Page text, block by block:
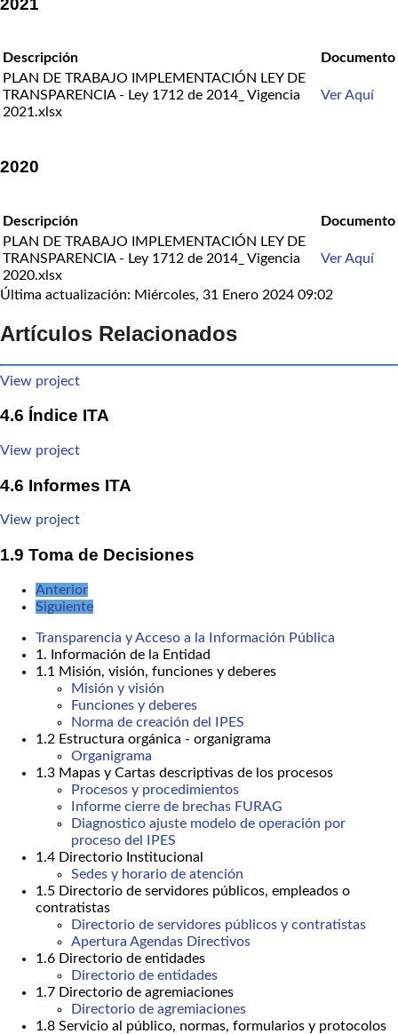
Descripción
Documento
PLAN DE TRABAJO IMPLEMENTACIÓN LEY DE
TRANSPARENCIA - Ley 1712 de 2014_ Vigencia
2021.xlsx
Ver Aquí
2020
Descripción
Documento
PLAN DE TRABAJO IMPLEMENTACIÓN LEY DE
TRANSPARENCIA - Ley 1712 de 2014_ Vigencia
2020.xlsx
Ver Aquí
Última actualización: Miércoles, 31 Enero 2024 09:02
Artículos Relacionados
View project
4.6 Índice ITA
View project
4.6 Informes ITA
View project
1.9 Toma de Decisiones
Anterior
Siguiente
Transparencia y Acceso a la Información Pública
1. Información de la Entidad
1.1 Misión, visión, funciones y deberes
Misión y visión
Funciones y deberes
Norma de creación del IPES
1.2 Estructura orgánica - organigrama
Organigrama
1.3 Mapas y Cartas descriptivas de los procesos
Procesos y procedimientos
Informe cierre de brechas FURAG
Diagnostico ajuste modelo de operación por
proceso del IPES
1.4 Directorio Institucional
Sedes y horario de atención
1.5 Directorio de servidores públicos, empleados o
contratistas
Directorio de servidores públicos y contratistas
Apertura Agendas Directivos
1.6 Directorio de entidades
Directorio de entidades
1.7 Directorio de agremiaciones
Directorio de agremiaciones
1.8 Servicio al público, normas, formularios y protocolos